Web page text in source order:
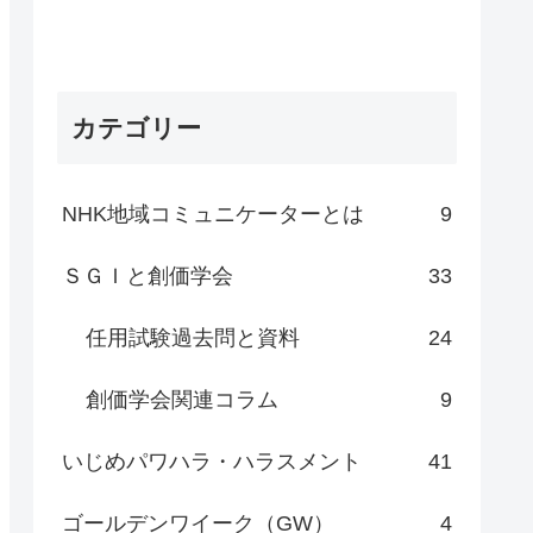
カテゴリー
NHK地域コミュニケーターとは 9
ＳＧＩと創価学会 33
任用試験過去問と資料 24
創価学会関連コラム 9
いじめパワハラ・ハラスメント 41
ゴールデンワイーク（GW） 4